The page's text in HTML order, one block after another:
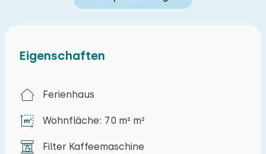
Goes und Middelburg. In Wemeldinge bietet der
zu mieten, mit oder ohne Skipper.
Wenn Sie ein Ferienhaus im Familienpark De
Stelhoeve in Wemeldinge mieten, sind Sie an der
Eigenschaften
Ferienhaus
Wohnfläche: 70 m² m²
Filter Kaffeemaschine